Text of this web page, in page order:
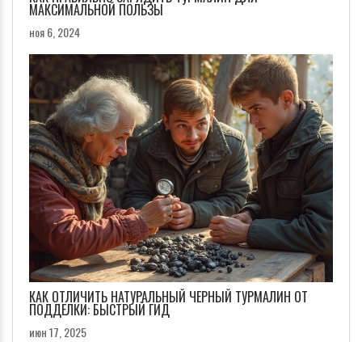
МАКСИМАЛЬНОЙ ПОЛЬЗЫ
ноя 6, 2024
КАК ОТЛИЧИТЬ НАТУРАЛЬНЫЙ ЧЕРНЫЙ ТУРМАЛИН ОТ
ПОДДЕЛКИ: БЫСТРЫЙ ГИД
июн 17, 2025